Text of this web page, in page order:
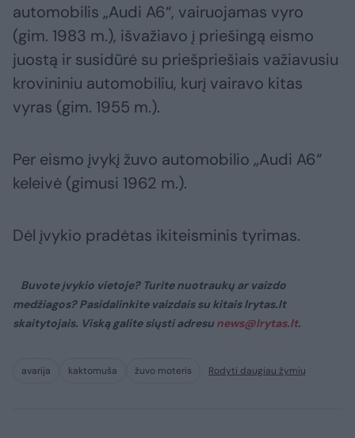
automobilis „Audi A6“, vairuojamas vyro
(gim. 1983 m.), išvažiavo į priešingą eismo
juostą ir susidūrė su priešpriešiais važiavusiu
krovininiu automobiliu, kurį vairavo kitas
vyras (gim. 1955 m.).
Per eismo įvykį žuvo automobilio „Audi A6“
keleivė (gimusi 1962 m.).
Dėl įvykio pradėtas ikiteisminis tyrimas.
Buvote įvykio vietoje? Turite nuotraukų ar vaizdo
medžiagos? Pasidalinkite vaizdais su kitais lrytas.lt
skaitytojais. Viską galite siųsti adresu news@lrytas.lt.
avarija kaktomuša žuvo moteris Rodyti daugiau žymių